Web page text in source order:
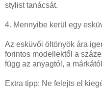
stylist tanácsát.
4. Mennyibe kerül egy
Az esküvői öltönyök ára
forintos modellektől a
függ az anyagtól, a
Extra tipp: Ne felejts el